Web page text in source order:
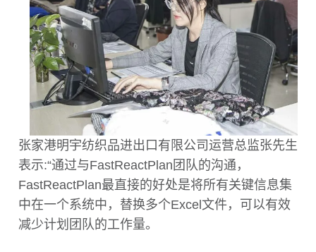
张家港明宇纺织品进出口有限公司运营总监张先生
表示:“通过与FastReactPlan团队的沟通，
FastReactPlan最直接的好处是将所有关键信息集
中在一个系统中，替换多个Excel文件，可以有效
减少计划团队的工作量。